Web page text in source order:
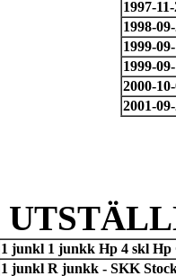
1997-
1998-
1999-
1999-
2000-
2001-
1 junkl 1 junkk Hp 4 skl Hp
1 junkl R junkk - SKK